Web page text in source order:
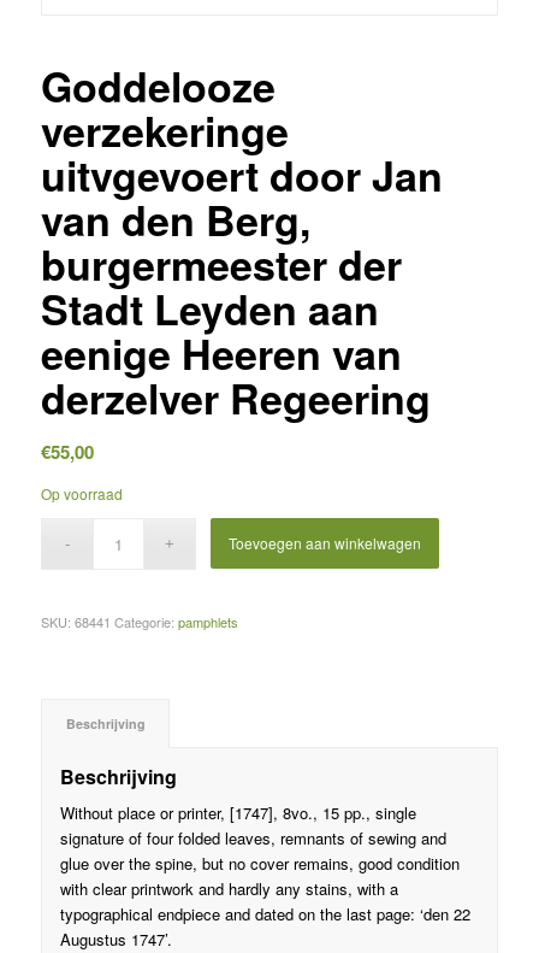
Goddelooze
verzekeringe
uitvgevoert door Jan
van den Berg,
burgermeester der
Stadt Leyden aan
eenige Heeren van
derzelver Regeering
€55,00
Op voorraad
Toevoegen aan winkelwagen
SKU: 68441 Categorie: pamphlets
Beschrijving
Beschrijving
Without place or printer, [1747], 8vo., 15 pp., single
signature of four folded leaves, remnants of sewing and
glue over the spine, but no cover remains, good condition
with clear printwork and hardly any stains, with a
typographical endpiece and dated on the last page: ‘den 22
Augustus 1747’.